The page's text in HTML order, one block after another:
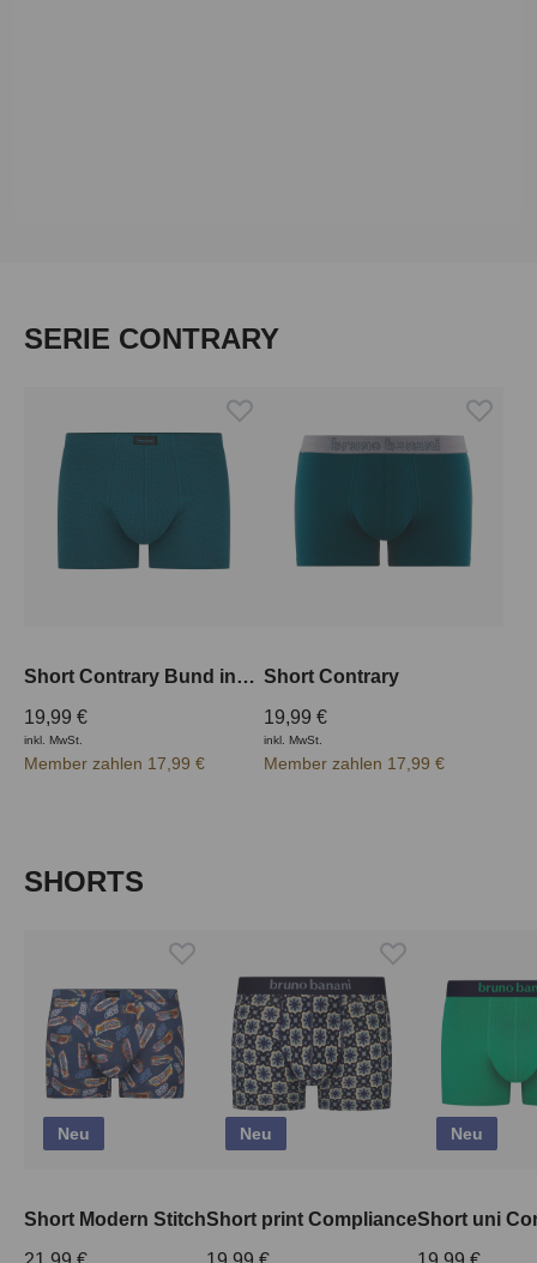
Produktgalerie überspringen
SERIE CONTRARY
Short Contrary Bund innen
19,99 €
inkl. MwSt.
Member zahlen 17,99 €
Short Contrary
19,99 €
inkl. MwSt.
Member zahlen 17,99 €
Produktgalerie überspringen
SHORTS
Neu
Short Modern Stitch
Neu
Short print Compliance
Neu
Short uni